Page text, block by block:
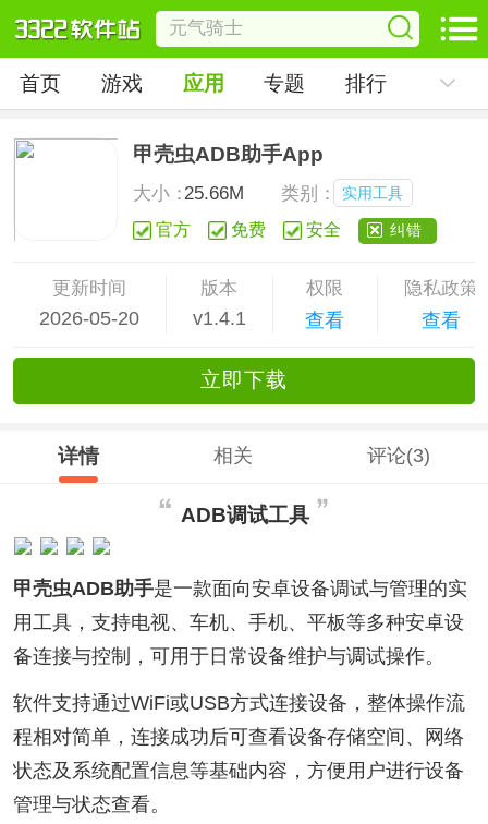
首页 游戏 应用 专题 排行
甲壳虫ADB助手App
大小：25.66M 类别： 实用工具
官方 免费 安全 纠错
更新时间
2026-05-20
版本
v1.4.1
权限
查看
隐私政策
查看
立即下载
详情 相关 评论(3)
ADB调试工具
甲壳虫ADB助手是一款面向安卓设备调试与管理的实
用工具，支持电视、车机、手机、平板等多种安卓设
备连接与控制，可用于日常设备维护与调试操作。
软件支持通过WiFi或USB方式连接设备，整体操作流
程相对简单，连接成功后可查看设备存储空间、网络
状态及系统配置信息等基础内容，方便用户进行设备
管理与状态查看。